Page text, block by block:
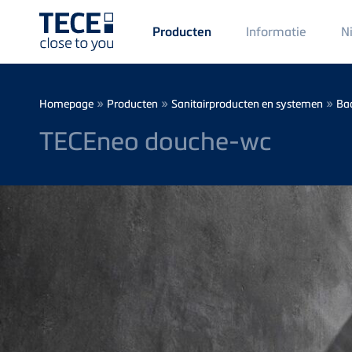
Main
Menü
1
Producten Informatie
Breadcrumb
Homepage » Producten » Sanitairproducten en systemen »
TECEneo douche-wc